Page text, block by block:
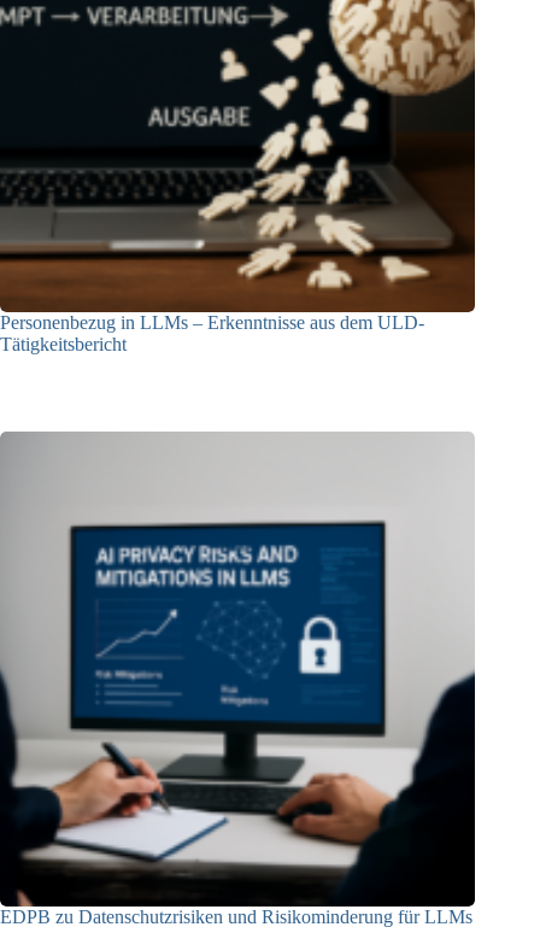
Personenbezug in LLMs – Erkenntnisse aus dem ULD-
Tätigkeitsbericht
EDPB zu Datenschutzrisiken und Risikominderung für LLMs